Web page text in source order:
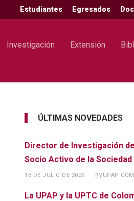
Estudiantes Egresados
Investigación Extensión
ÚLTIMAS NOVEDADES
Director de Investigación
Socio Activo de la
18 DE JULIO DE 2026 BYUPAP
La UPAP y la UPTC de